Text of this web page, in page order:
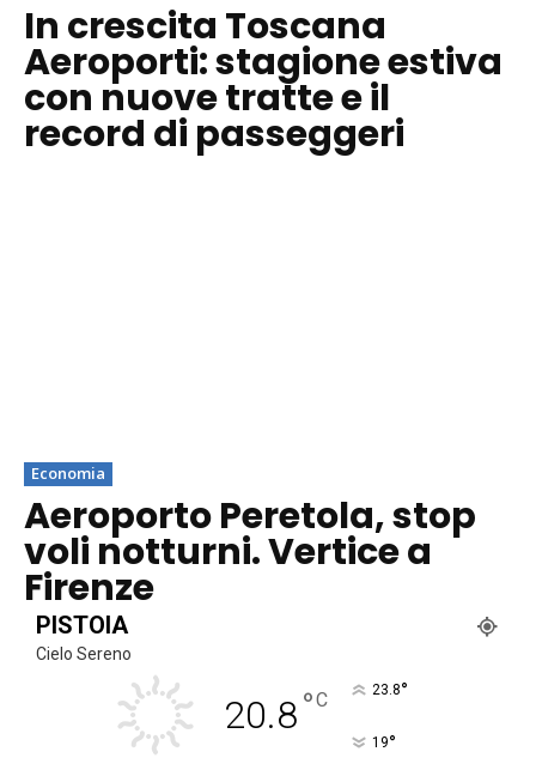
In crescita Toscana
Aeroporti: stagione estiva
con nuove tratte e il
record di passeggeri
Economia
Aeroporto Peretola, stop
voli notturni. Vertice a
Firenze
PISTOIA
Cielo Sereno
20.8°C 23.8°
19°